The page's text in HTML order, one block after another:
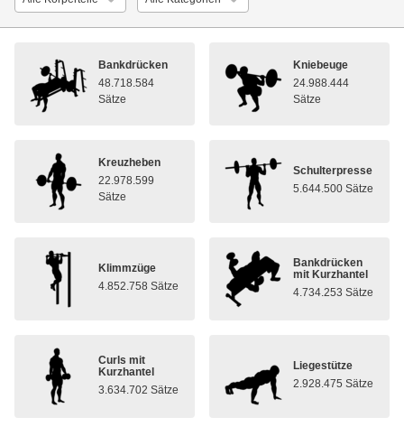
Bankdrücken
48.718.584
Sätze
Kniebeuge
24.988.444
Sätze
Kreuzheben
22.978.599
Sätze
Schulterpresse
5.644.500 Sätze
Klimmzüge
4.852.758 Sätze
Bankdrücken
mit Kurzhantel
4.734.253 Sätze
Curls mit
Kurzhantel
3.634.702 Sätze
Liegestütze
2.928.475 Sätze